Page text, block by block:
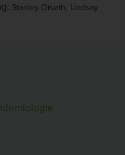
Stanley Oiseth, Lindsay